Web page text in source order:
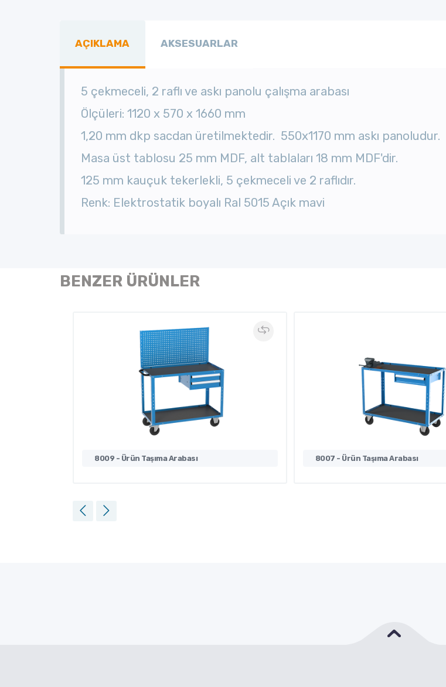
AÇIKLAMA AKSESUARLAR
5 çekmeceli, 2 raflı ve askı panolu çalışma arabası
Ölçüleri: 1120 x 570 x 1660 mm
1,20 mm dkp sacdan üretilmektedir. 550x1170 mm askı panoludur.
Masa üst tablosu 25 mm MDF, alt tablaları 18 mm MDF'dir.
125 mm kauçuk tekerlekli, 5 çekmeceli ve 2 raflıdır.
Renk: Elektrostatik boyalı Ral 5015 Açık mavi
BENZER ÜRÜNLER
8009 - Ürün Taşıma Arabası 8007 - Ürün Taşıma Arabası